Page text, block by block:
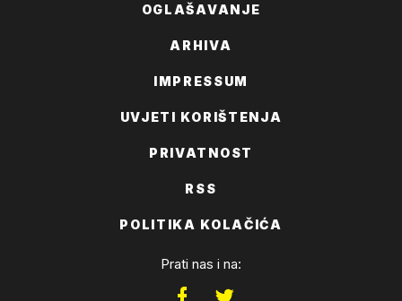
OGLAŠAVANJE
ARHIVA
IMPRESSUM
UVJETI KORIŠTENJA
PRIVATNOST
RSS
POLITIKA KOLAČIĆA
Prati nas i na: